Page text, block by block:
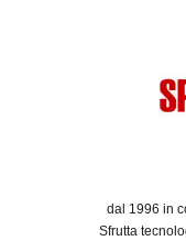
dal 1996 in
Sfrutta